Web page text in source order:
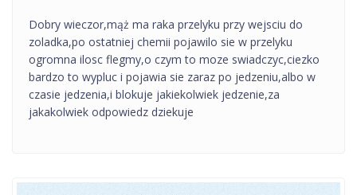
Dobry wieczor,mąż ma raka przelyku przy wejsciu do
zoladka,po ostatniej chemii pojawilo sie w przelyku
ogromna ilosc flegmy,o czym to moze swiadczyc,ciezko
bardzo to wypluc i pojawia sie zaraz po jedzeniu,albo w
czasie jedzenia,i blokuje jakiekolwiek jedzenie,za
jakakolwiek odpowiedz dziekuje